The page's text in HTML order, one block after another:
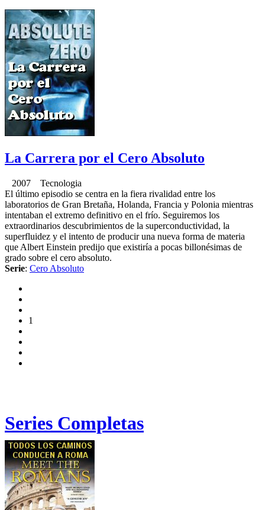
La Carrera por el Cero Absoluto
2007 Tecnologia
El último episodio se centra en la fiera rivalidad entre los
laboratorios de Gran Bretaña, Holanda, Francia y Polonia mientras
intentaban el extremo definitivo en el frío. Seguiremos los
extraordinarios descubrimientos de la superconductividad, la
superfluidez y el intento de producir una nueva forma de materia
que Albert Einstein predijo que existiría a pocas billonésimas de
grado sobre el cero absoluto.
Serie: Cero Absoluto
1
Series Completas